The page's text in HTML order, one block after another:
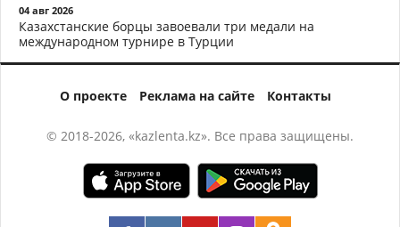
04 авг 2026
Казахстанские борцы завоевали три медали на
международном турнире в Турции
О проекте Реклама на сайте Контакты
© 2018-2026, «kazlenta.kz». Все права защищены.